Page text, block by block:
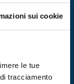
sui cookie
le tue
tracciamento